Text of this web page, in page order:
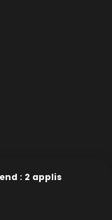
: 2 applis